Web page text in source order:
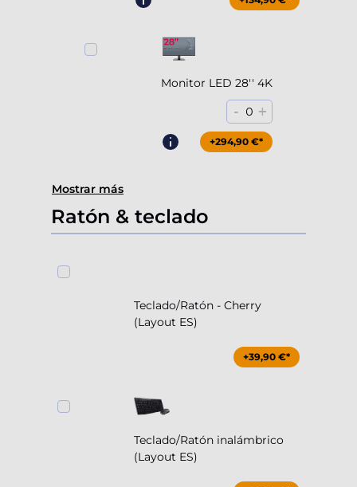
Monitor LED 28'' 4K
- 0 +
+294,90 €*
Mostrar más
Ratón & teclado
Teclado/Ratón - Cherry
(Layout ES)
+39,90 €*
Teclado/Ratón inalámbrico
(Layout ES)